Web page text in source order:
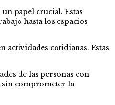
papel crucial. Estas
hasta los espacios
actividades cotidianas. Estas
de las personas con
sin comprometer la